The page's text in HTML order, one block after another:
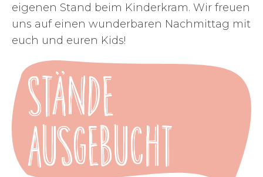
eigenen Stand beim Kinderkram. Wir freuen
uns auf einen wunderbaren Nachmittag mit
euch und euren Kids!
Stände
ausgebucht